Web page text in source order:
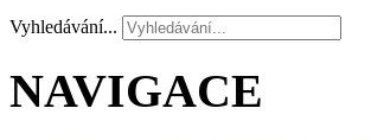
Vyhledávání...
NAVIGACE